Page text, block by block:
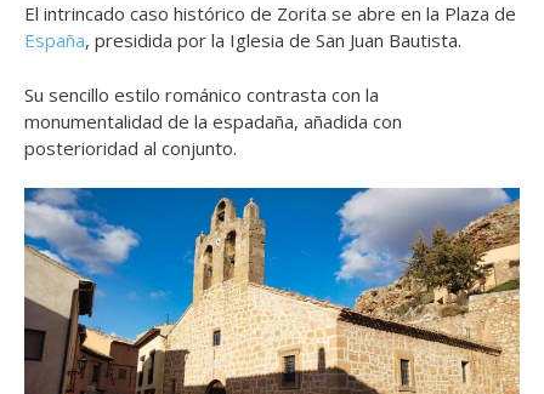
El intrincado caso histórico de Zorita se abre en la Plaza de
España, presidida por la Iglesia de San Juan Bautista.
Su sencillo estilo románico contrasta con la
monumentalidad de la espadaña, añadida con
posterioridad al conjunto.